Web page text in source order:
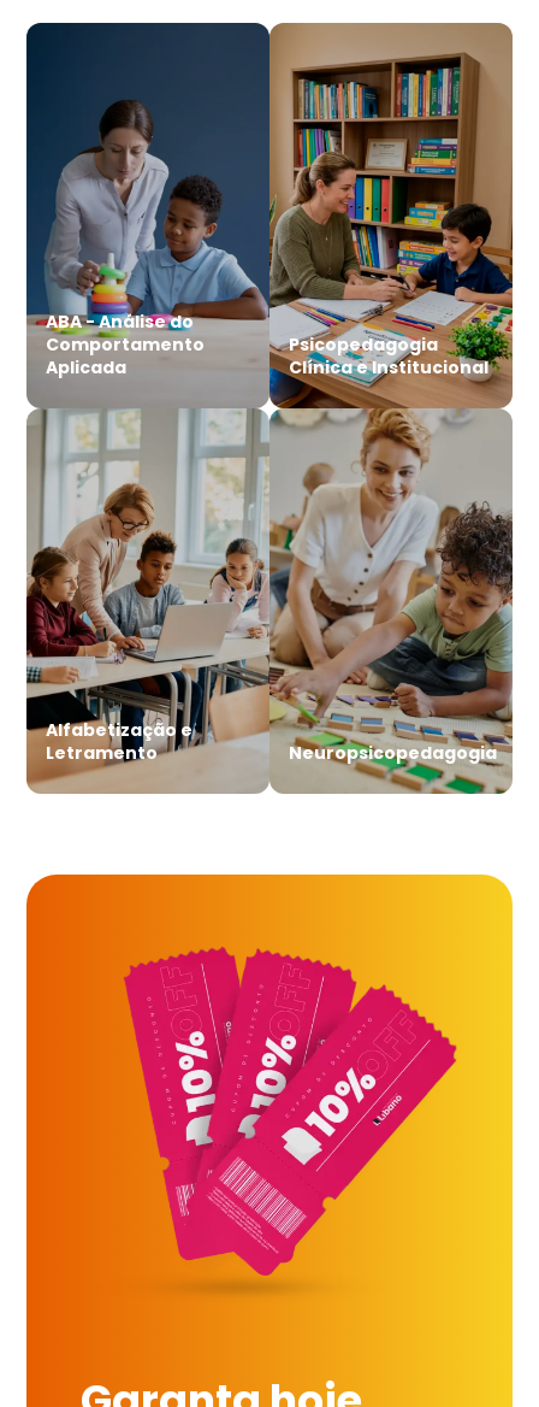
ABA - Análise do
Comportamento
Aplicada
Psicopedagogia
Clínica e Institucional
Alfabetização e
Letramento
Neuropsicopedagogia